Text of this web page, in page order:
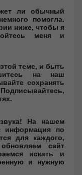
ли обычный
помогла.
ниже, чтобы я
меня и
теме, и быть
на наш
сохранять
Подписывайтесь,
На нашем
информация по
для каждого,
сайт
искать и
и нужную